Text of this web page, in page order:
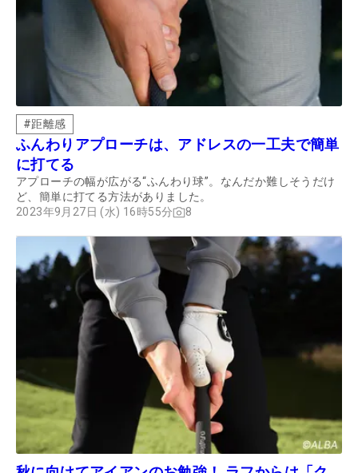
#距離感
ふんわりアプローチは、アドレスの一工夫で簡単
に打てる
アプローチの幅が広がる“ふんわり球”。なんだか難しそうだけ
ど、簡単に打てる方法がありました。
2023年9月27日 (水) 16時55分
8